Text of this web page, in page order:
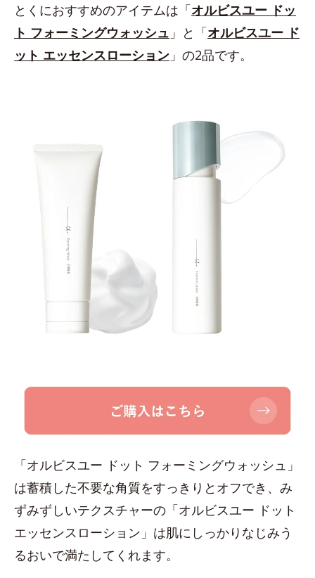
とくにおすすめのアイテムは「オルビスユー ドッ
ト フォーミングウォッシュ 」と「オルビスユー ド
ット エッセンスローション 」の2品です。
「オルビスユー ドット フォーミングウォッシュ」
は蓄積した不要な角質をすっきりとオフでき、み
ずみずしいテクスチャーの「オルビスユー ドット
エッセンスローション」は肌にしっかりなじみう
るおいで満たしてくれます。